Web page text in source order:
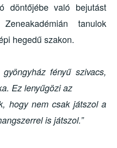
döntőjébe való bejutást
tanulok
hegedű szakon.
fényű szivacs,
Ez lenyűgözi az
is játszol.”